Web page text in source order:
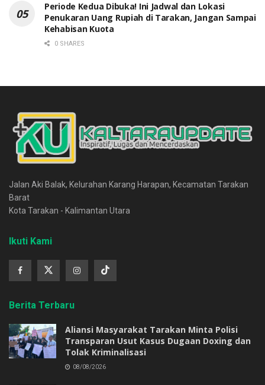
Periode Kedua Dibuka! Ini Jadwal dan Lokasi
Penukaran Uang Rupiah di Tarakan, Jangan Sampai
Kehabisan Kuota
0 SHARES
Jalan Aki Balak, Kelurahan Karang Harapan, Kecamatan Tarakan
Barat
Kota Tarakan - Kalimantan Utara
Ikuti Kami
Berita Terbaru
Aliansi Masyarakat Tarakan Minta Polisi
Transparan Usut Kasus Dugaan Doxing dan
Tolak Kriminalisasi
08/08/2026